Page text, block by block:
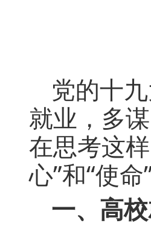
党的十
就业，多
在思考这
心”和“使
一、高